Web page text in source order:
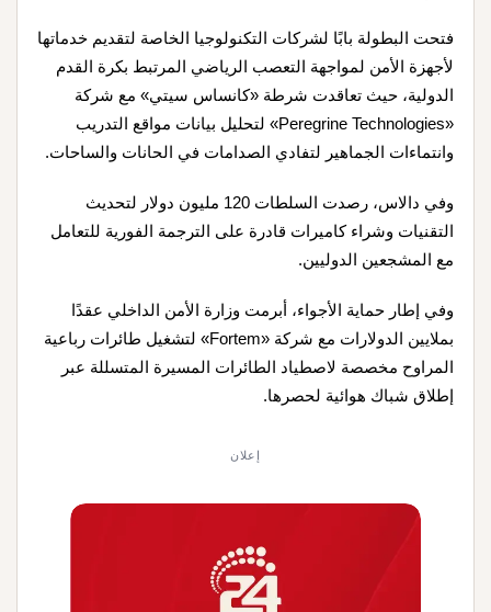
فتحت البطولة بابًا لشركات التكنولوجيا الخاصة لتقديم خدماتها
لأجهزة الأمن لمواجهة التعصب الرياضي المرتبط بكرة القدم
الدولية، حيث تعاقدت شرطة «كانساس سيتي» مع شركة
«Peregrine Technologies» لتحليل بيانات مواقع التدريب
وانتماءات الجماهير لتفادي الصدامات في الحانات والساحات.
وفي دالاس، رصدت السلطات 120 مليون دولار لتحديث
التقنيات وشراء كاميرات قادرة على الترجمة الفورية للتعامل
مع المشجعين الدوليين.
وفي إطار حماية الأجواء، أبرمت وزارة الأمن الداخلي عقدًا
بملايين الدولارات مع شركة «Fortem» لتشغيل طائرات رباعية
المراوح مخصصة لاصطياد الطائرات المسيرة المتسللة عبر
إطلاق شباك هوائية لحصرها.
إعلان